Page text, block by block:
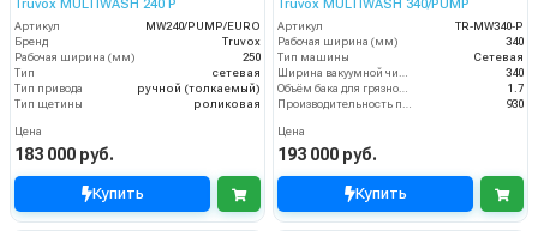
Truvox MULTIWASH 240 P
Артикул
MW240/PUMP/EURO
Бренд
Truvox
Рабочая ширина (мм)
250
Тип
сетевая
Тип привода
ручной (толкаемый)
Тип щетины
роликовая
Цена
183 000 руб.
Купить
Truvox MULTIWASH 340/PUMP
Артикул
TR-MW340-P
Рабочая ширина (мм)
340
Тип машины
Сетевая
Ширина вакуумной чистки (мм)
340
Объём бака для грязной воды (пыли) (л)
1.7
Производительность по площади (м2/ч)
930
Цена
193 000 руб.
Купить